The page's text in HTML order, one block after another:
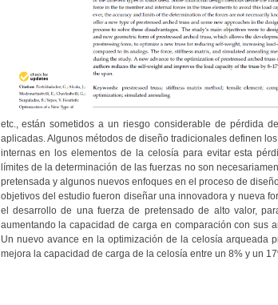
etc., están sometidos a un riesgo considerable de pérdida
aplicadas. Algunos métodos de diseño tradicionales definen
internas en los elementos de la celosía para evitar esta
límites de la determinación de las fuerzas no son
pretensada y algunos nuevos enfoques en el proceso de
objetivos del estudio fueron diseñar una innovadora y nueva
el desarrollo de una fuerza de pretensado de alto valor,
aumentando la capacidad de carga en comparación con sus
Un nuevo avance en la optimización de la celosía arqueada
mejora la capacidad de carga de la celosía entre un 8% y un